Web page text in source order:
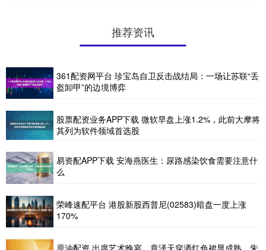
推荐资讯
361配资网平台 珍宝岛自卫反击战结局：一场让苏联“丢
盔卸甲”的边境博弈
股票配资业务APP下载 微软早盘上涨1.2%，此前大摩将
其列为软件领域首选股
易资配APP下载 安海燕医生：尿路感染饮食需要注意什
么
荣峰速配平台 港股新股西普尼(02583)暗盘一度上涨
170%